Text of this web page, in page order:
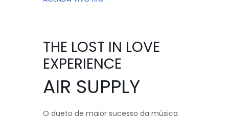
THE LOST IN LOVE
EXPERIENCE
AIR SUPPLY
O dueto de maior sucesso da música